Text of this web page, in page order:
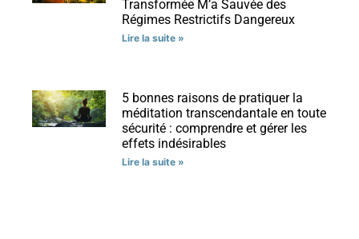
Transformée M’a Sauvée des
Régimes Restrictifs Dangereux
Lire la suite »
5 bonnes raisons de pratiquer la
méditation transcendantale en toute
sécurité : comprendre et gérer les
effets indésirables
Lire la suite »